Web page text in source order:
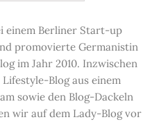
einem Berliner Start-up
promovierte Germanistin
im Jahr 2010. Inzwischen
Blog aus einem
sowie den Blog-Dackeln
wir auf dem Lady-Blog vor